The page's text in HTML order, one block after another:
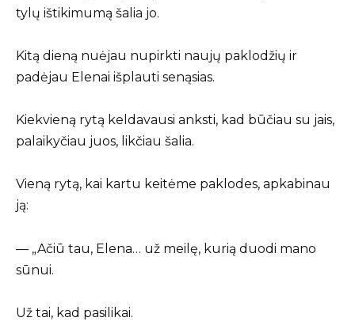
tylų ištikimumą šalia jo.
Kitą dieną nuėjau nupirkti naujų paklodžių ir
padėjau Elenai išplauti senąsias.
Kiekvieną rytą keldavausi anksti, kad būčiau su jais,
palaikyčiau juos, likčiau šalia.
Vieną rytą, kai kartu keitėme paklodes, apkabinau
ją:
— „Ačiū tau, Elena… už meilę, kurią duodi mano
sūnui.
Už tai, kad pasilikai.